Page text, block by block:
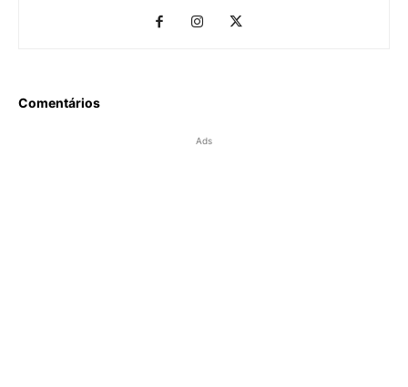
Comentários
Ads